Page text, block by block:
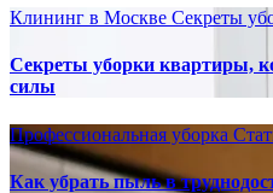
Клининг в Москве Секреты
Секреты уборки квартиры,
силы
Профессиональная уборка
Как убрать пыль в